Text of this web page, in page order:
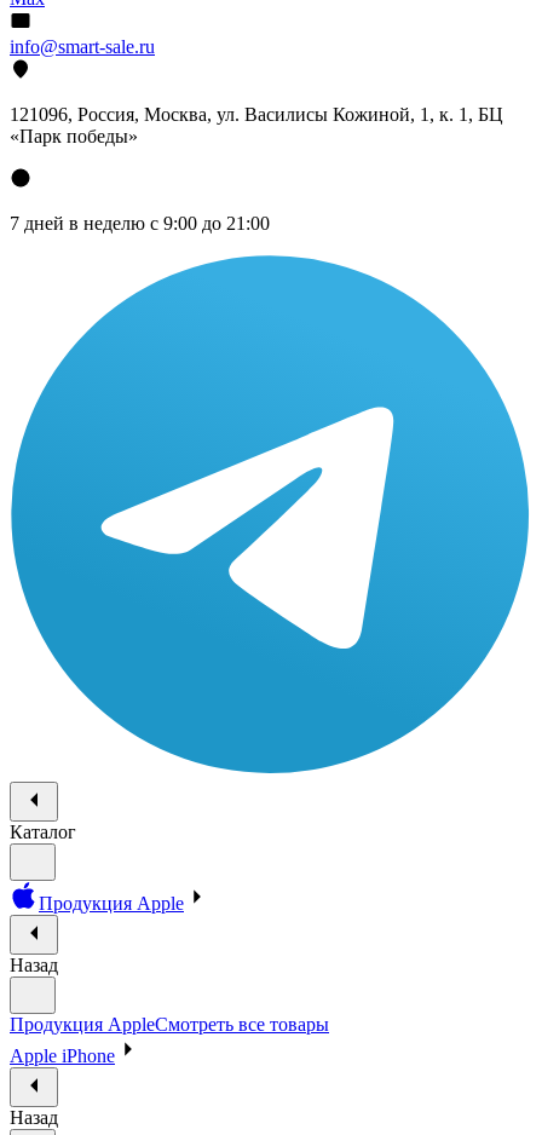
info@smart-sale.ru
121096, Россия, Москва, ул. Василисы Кожиной, 1, к. 1, БЦ
«Парк победы»
7 дней в неделю с 9:00 до 21:00
Каталог
Продукция Apple
Назад
Продукция AppleСмотреть все товары
Apple iPhone
Назад